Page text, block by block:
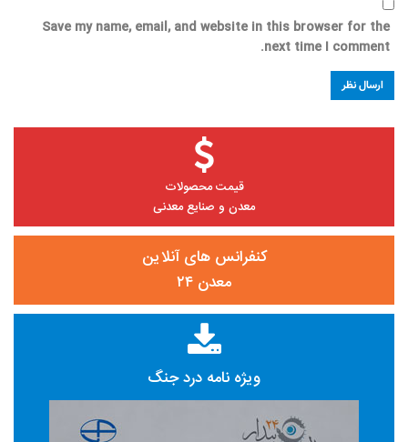
Save my name, email, and website in this browser for the
next time I comment.
قیمت محصولات
معدن و صنایع معدنی
کنفرانس های آنلاین
معدن ۲۴
ویژه نامه درد جنگ